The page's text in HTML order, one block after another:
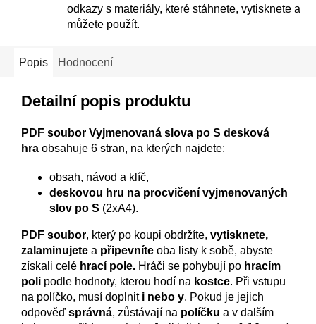
odkazy s materiály, které stáhnete, vytisknete a
můžete použít.
Popis Hodnocení
Detailní popis produktu
PDF soubor Vyjmenovaná slova po S desková
hra obsahuje 6 stran, na kterých najdete:
obsah, návod a klíč,
deskovou hru na procvičení vyjmenovaných
slov po S (2xA4).
PDF soubor, který po koupi obdržíte, vytisknete,
zalaminujete a připevníte oba listy k sobě, abyste
získali celé hrací pole. Hráči se pohybují po hracím
poli podle hodnoty, kterou hodí na kostce. Při vstupu
na políčko, musí doplnit i nebo y. Pokud je jejich
odpověď správná, zůstávají na políčku a v dalším